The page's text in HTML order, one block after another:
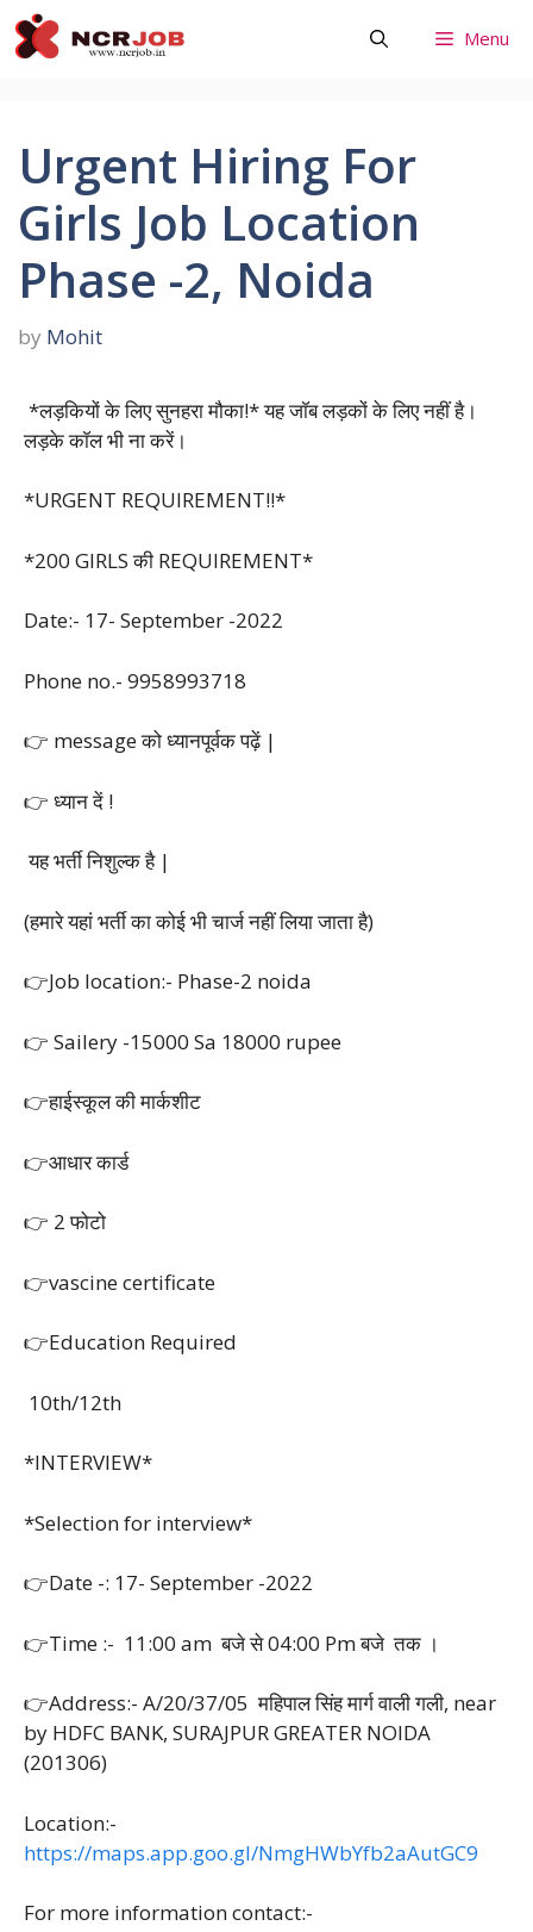
Skip
to
Menu
Urgent Hiring For
Girls Job Location
Phase -2, Noida
by Mohit
*लड़कियों के लिए सुनहरा मौका!* यह जाॅब लड़कों के लिए नहीं है।
लड़के काॅल भी ना करें।
*URGENT REQUIREMENT!!*
*200 GIRLS की REQUIREMENT*
Date:- 17- September -2022
Phone no.- 9958993718
👉 message को ध्यानपूर्वक पढ़ें |
👉 ध्यान दें !
यह भर्ती निशुल्क है |
(हमारे यहां भर्ती का कोई भी चार्ज नहीं लिया जाता है)
👉Job location:- Phase-2 noida
👉 Sailery -15000 Sa 18000 rupee
👉हाईस्कूल की मार्कशीट
👉आधार कार्ड
👉 2 फोटो
👉vascine certificate
👉Education Required
10th/12th
*INTERVIEW*
*Selection for interview*
👉Date -: 17- September -2022
👉Time :- 11:00 am बजे से 04:00 Pm बजे तक ।
👉Address:- A/20/37/05 महिपाल सिंह मार्ग वाली गली, near
by HDFC BANK, SURAJPUR GREATER NOIDA
(201306)
Location:-
https://maps.app.goo.gl/NmgHWbYfb2aAutGC9
For more information contact:-